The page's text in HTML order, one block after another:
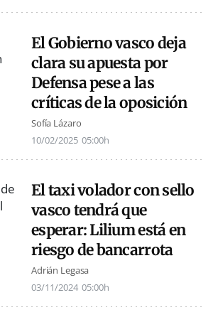
El Gobierno vasco deja
clara su apuesta por
Defensa pese a las
críticas de la oposición
Sofía Lázaro
10/02/2025 05:00h
El taxi volador con sello
vasco tendrá que
esperar: Lilium está en
riesgo de bancarrota
Adrián Legasa
03/11/2024 05:00h